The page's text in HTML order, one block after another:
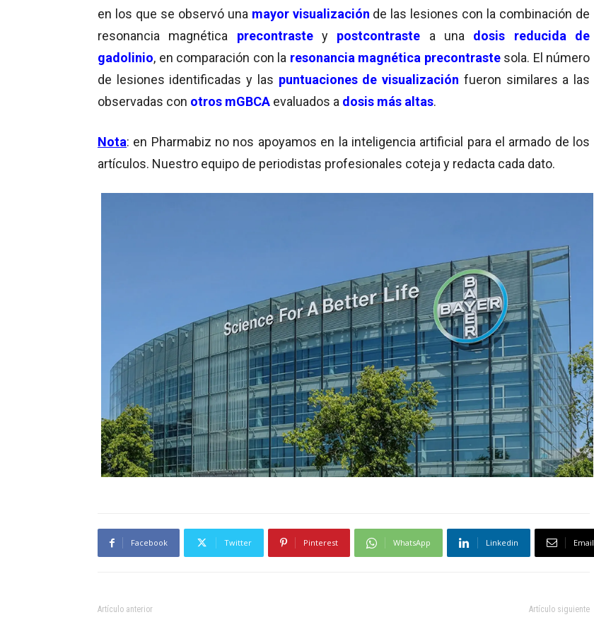
en los que se observó una mayor visualización de las lesiones con la combinación de
resonancia magnética precontraste y postcontraste a una dosis reducida de
gadolinio, en comparación con la resonancia magnética precontrastesola. El número
de lesiones identificadas y las puntuaciones de visualización fueron similares a las
observadas con otros mGBCA evaluados a dosis más altas.
Nota: en Pharmabiz no nos apoyamos en la inteligencia artificial para el armado de los
artículos. Nuestro equipo de periodistas profesionales coteja y redacta cada dato.
Facebook Twitter Pinterest WhatsApp Linkedin Email
Artículo anterior Artículo siguiente